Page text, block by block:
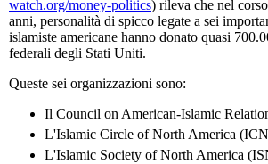
watch.org/money-politics) rileva che nel
anni, personalità di spicco legate a sei
islamiste americane hanno donato quasi
federali degli Stati Uniti.
Queste sei organizzazioni sono:
Il Council on American-Islamic
L'Islamic Circle of North America
L'Islamic Society of North America